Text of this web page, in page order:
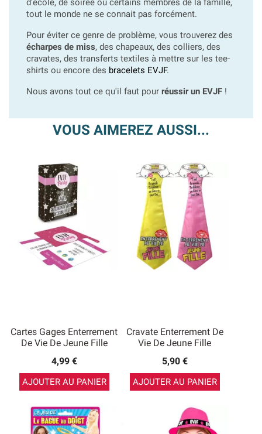
d'école, de soirée ou certains membres de la famille,
tout le monde ne se connait pas forcément.
Pour éviter ce genre de problème, vous trouverez des
écharpes de miss, des chapeaux, des colliers, des
cravates, des transferts textiles à mettre sur les tee-
shirts ou encore des bracelets EVJF.
Nous avons tout ce qu'il faut pour réussir un EVJF !
VOUS AIMEREZ AUSSI...
Cartes Gages Enterrement
De Vie De Jeune Fille
4,99 €
AJOUTER AU PANIER
Cravate Enterrement De
Vie De Jeune Fille
5,90 €
AJOUTER AU PANIER